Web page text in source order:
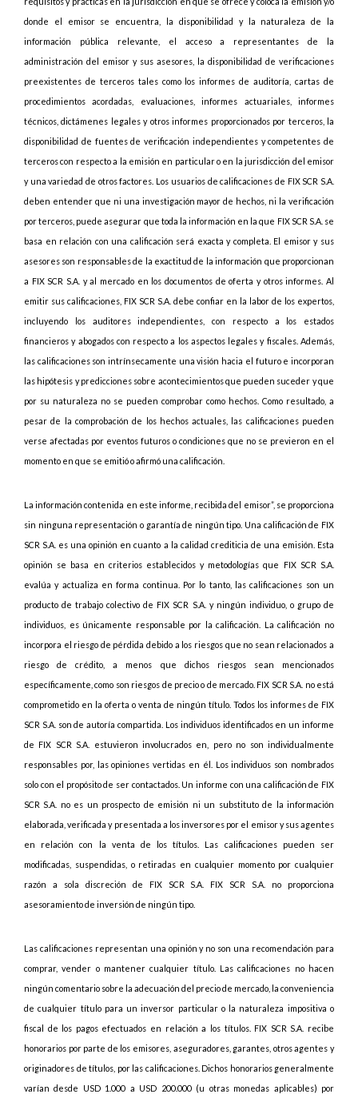
donde el emisor se encuentra, la disponibilidad y la naturaleza de la
información pública relevante, el acceso a representantes de la
administración del emisor y sus asesores, la disponibilidad de verificaciones
preexistentes de terceros tales como los informes de auditoría, cartas de
procedimientos acordadas, evaluaciones, informes actuariales, informes
técnicos, dictámenes legales y otros informes proporcionados por terceros, la
disponibilidad de fuentes de verificación independientes y competentes de
terceros con respecto a la emisión en particular o en la jurisdicción del emisor
y una variedad de otros factores. Los usuarios de calificaciones de FIX SCR S.A.
deben entender que ni una investigación mayor de hechos, ni la verificación
por terceros, puede asegurar que toda la información en la que FIX SCR S.A. se
basa en relación con una calificación será exacta y completa. El emisor y sus
asesores son responsables de la exactitud de la información que proporcionan
a FIX SCR S.A. y al mercado en los documentos de oferta y otros informes. Al
emitir sus calificaciones, FIX SCR S.A. debe confiar en la labor de los expertos,
incluyendo los auditores independientes, con respecto a los estados
financieros y abogados con respecto a los aspectos legales y fiscales. Además,
las calificaciones son intrínsecamente una visión hacia el futuro e incorporan
las hipótesis y predicciones sobre acontecimientos que pueden suceder y que
por su naturaleza no se pueden comprobar como hechos. Como resultado, a
pesar de la comprobación de los hechos actuales, las calificaciones pueden
verse afectadas por eventos futuros o condiciones que no se previeron en el
momento en que se emitió o afirmó una calificación.
La información contenida en este informe, recibida del emisor”, se proporciona
sin ninguna representación o garantía de ningún tipo. Una calificación de FIX
SCR S.A. es una opinión en cuanto a la calidad crediticia de una emisión. Esta
opinión se basa en criterios establecidos y metodologías que FIX SCR S.A.
evalúa y actualiza en forma continua. Por lo tanto, las calificaciones son un
producto de trabajo colectivo de FIX SCR S.A. y ningún individuo, o grupo de
individuos, es únicamente responsable por la calificación. La calificación no
incorpora el riesgo de pérdida debido a los riesgos que no sean relacionados a
riesgo de crédito, a menos que dichos riesgos sean mencionados
específicamente, como son riesgos de precio o de mercado. FIX SCR S.A. no está
comprometido en la oferta o venta de ningún título. Todos los informes de FIX
SCR S.A. son de autoría compartida. Los individuos identificados en un informe
de FIX SCR S.A. estuvieron involucrados en, pero no son individualmente
responsables por, las opiniones vertidas en él. Los individuos son nombrados
solo con el propósito de ser contactados. Un informe con una calificación de FIX
SCR S.A. no es un prospecto de emisión ni un substituto de la información
elaborada, verificada y presentada a los inversores por el emisor y sus agentes
en relación con la venta de los títulos. Las calificaciones pueden ser
modificadas, suspendidas, o retiradas en cualquier momento por cualquier
razón a sola discreción de FIX SCR S.A. FIX SCR S.A. no proporciona
asesoramiento de inversión de ningún tipo.
Las calificaciones representan una opinión y no son una recomendación para
comprar, vender o mantener cualquier título. Las calificaciones no hacen
ningún comentario sobre la adecuación del precio de mercado, la conveniencia
de cualquier título para un inversor particular o la naturaleza impositiva o
fiscal de los pagos efectuados en relación a los títulos. FIX SCR S.A. recibe
honorarios por parte de los emisores, aseguradores, garantes, otros agentes y
originadores de títulos, por las calificaciones. Dichos honorarios generalmente
varían desde USD 1.000 a USD 200.000 (u otras monedas aplicables) por